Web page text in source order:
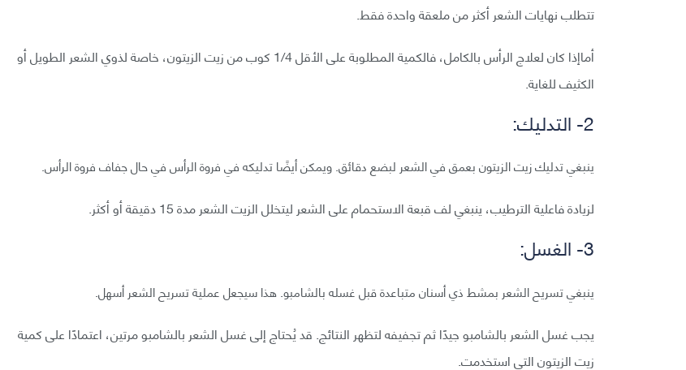
تتطلب نهايات الشعر أكثر من ملعقة واحدة فقط.
أماإذا كان لعلاج الرأس بالكامل، فالكمية المطلوبة على الأقل 1/4 كوب من زيت الزيتون، خاصة لذوي الشعر الطويل أو
الكثيف للغاية.
2- التدليك:
ينبغي تدليك زيت الزيتون بعمق في الشعر لبضع دقائق. ويمكن أيضًا تدليكه في فروة الرأس في حال جفاف فروة الرأس.
لزيادة فاعلية الترطيب، ينبغي لف قبعة الاستحمام على الشعر ليتخلل الزيت الشعر مدة 15 دقيقة أو أكثر.
3- الغسل:
ينبغي تسريح الشعر بمشط ذي أسنان متباعدة قبل غسله بالشامبو. هذا سيجعل عملية تسريح الشعر أسهل.
يجب غسل الشعر بالشامبو جيدًا ثم تجفيفه لتظهر النتائج. قد يُحتاج إلى غسل الشعر بالشامبو مرتين، اعتمادًا على كمية
زيت الزيتون التي استخدمت.